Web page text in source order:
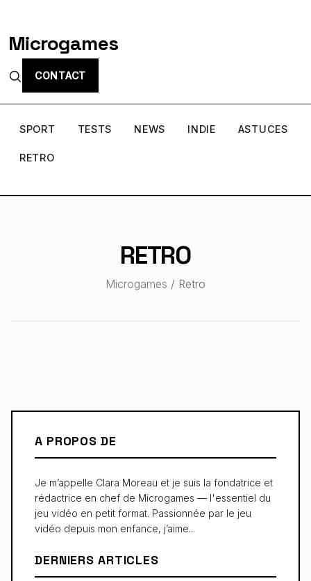
Microgames
CONTACT
SPORT TESTS NEWS INDIE ASTUCES
RETRO
RETRO
Microgames / Retro
A PROPOS DE
Je m’appelle Clara Moreau et je suis la fondatrice et
rédactrice en chef de Microgames — l'essentiel du
jeu vidéo en petit format. Passionnée par le jeu
vidéo depuis mon enfance, j’aime...
DERNIERS ARTICLES